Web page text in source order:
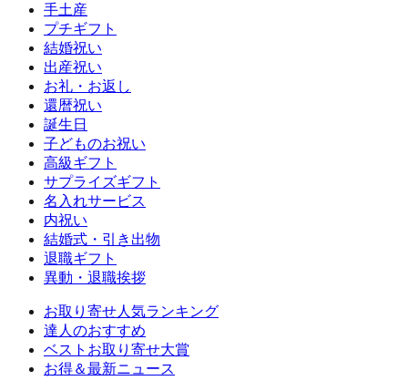
手土産
プチギフト
結婚祝い
出産祝い
お礼・お返し
還暦祝い
誕生日
子どものお祝い
高級ギフト
サプライズギフト
名入れサービス
内祝い
結婚式・引き出物
退職ギフト
異動・退職挨拶
お取り寄せ人気ランキング
達人のおすすめ
ベストお取り寄せ大賞
お得＆最新ニュース